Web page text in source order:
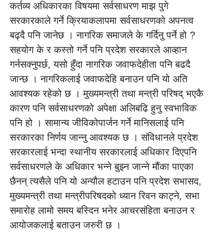
कर्तव्य अधिकारका विषयमा सर्वसाधरण माझ पुगे
सरकारकाले गर्ने क्रियाकलापमा सर्वसाधरणको अपनत्व
बढ्दै पनि जानेछ । नागरिक समाजले के गर्दिनु पर्ने हो ?
सहयोग के र कस्तो गर्ने पनि प्रदेश सरकारले आव्हान
गर्नसक्नुपर्छ, यसो हुँदा नागरिक जवाफदेहीता पनि बढदै
जान्छ । नागरिकलाई जवाफदेहि बनाउन पनि यो अति
आवश्यक रहेको छ । मुख्यमन्त्री तथा मन्त्री परिषद् भएकै
कारण पनि सर्वसाधरणको अपेक्षा अलिबढि हुनु स्वभाविक
पनि हो । सामान्य जीविकोपार्जन गर्ने मानिसलाई पनि
सरकारका निर्णय जान्नु आवश्यक छ । संविधानले प्रदेश
सरकारलाई भन्दा स्थानीय सरकारलाई अधिकार दिएपनि
सर्वसाधरणले के अधिकार भन्ने बुझ्न जान्ने मौंका पाएका
छैनन् त्यसैले पनि यो अन्यौल हटाउन पनि प्रदेश सभासद,
मुख्यमन्त्री तथा मन्त्रीपरिषदको ध्यान रिवन काट्ने, सभा
समारोह लामो समय बस्दिन भनेर आचरसंहिता बनाउन र
आयोजकलाई बताउन जरुरी छ ।